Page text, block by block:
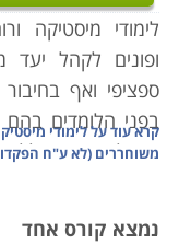
לימודי מיסטיקה
ופונים לקהל יעד
ספציפי ואף
בפני הלומדים
מנהלים, כאשר
קרא עוד עללימודי
משוחררים (לא ע"ח
נמצא קורס אחד